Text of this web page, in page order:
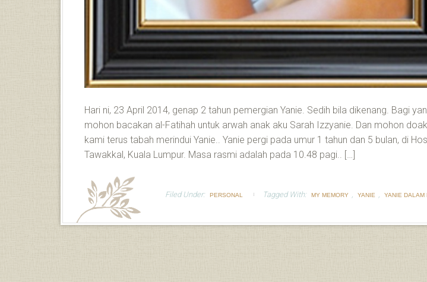
Hari ni, 23 April 2014, genap 2 tahun pemergian Yanie. Sedih bila dikenang. Bagi
mohon bacakan al-Fatihah untuk arwah anak aku Sarah Izzyanie. Dan mohon
kami terus tabah merindui Yanie.. Yanie pergi pada umur 1 tahun dan 5 bulan, di
Tawakkal, Kuala Lumpur. Masa rasmi adalah pada 10.48 pagi.. […]
Filed Under: PERSONAL Tagged With: MY MEMORY YANIE YANIE DALAM